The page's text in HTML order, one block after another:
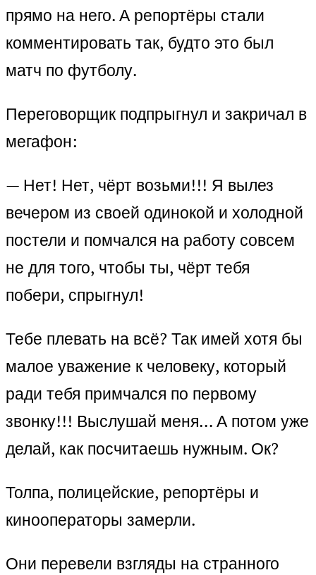
прямо на него. А репортёры стали
комментировать так, будто это был
матч по футболу.
Переговорщик подпрыгнул и закричал в
мегафон:
— Нет! Нет, чёрт возьми!!! Я вылез
вечером из своей одинокой и холодной
постели и помчался на работу совсем
не для того, чтобы ты, чёрт тебя
побери, спрыгнул!
Тебе плевать на всё? Так имей хотя бы
малое уважение к человеку, который
ради тебя примчался по первому
звонку!!! Выслушай меня… А потом уже
делай, как посчитаешь нужным. Ок?
Толпа, полицейские, репортёры и
кинооператоры замерли.
Они перевели взгляды на странного